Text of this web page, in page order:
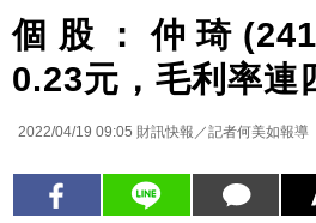
個股：仲琦
0.23元，毛利率連
2022/04/19 09:05 財訊快報／記者何美如報導